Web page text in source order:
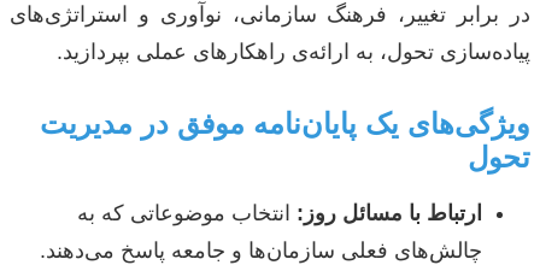
در برابر تغییر، فرهنگ سازمانی، نوآوری و استراتژی‌های
پیاده‌سازی تحول، به ارائه‌ی راهکارهای عملی بپردازید.
ویژگی‌های یک پایان‌نامه موفق در مدیریت
تحول
ارتباط با مسائل روز: انتخاب موضوعاتی که به
چالش‌های فعلی سازمان‌ها و جامعه پاسخ می‌دهند.